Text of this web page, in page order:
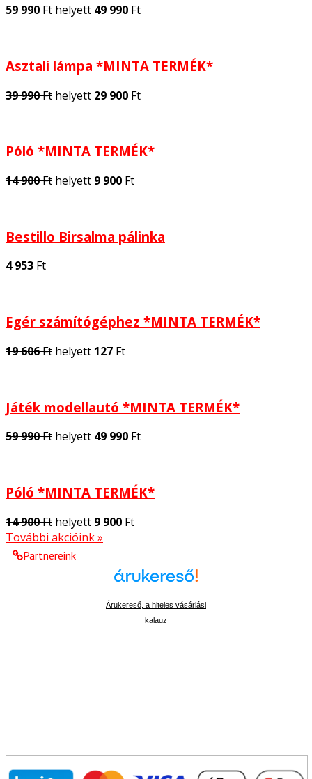
59 990Ft helyett 49 990 Ft
Asztali lámpa *MINTA TERMÉK*
39 990Ft helyett 29 900 Ft
Póló *MINTA TERMÉK*
14 900Ft helyett 9 900 Ft
Bestillo Birsalma pálinka
4 953 Ft
Egér számítógéphez *MINTA TERMÉK*
19 606Ft helyett 127 Ft
Játék modellautó *MINTA TERMÉK*
59 990Ft helyett 49 990 Ft
Póló *MINTA TERMÉK*
14 900Ft helyett 9 900 Ft
További akcióink »
Partnereink
Árukereső, a hiteles vásárlási
kalauz